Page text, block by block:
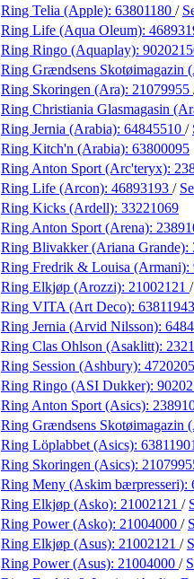
Ring Telia (Apple): 63801180 /
Ring Life (Aqua Oleum):
Ring Ringo (Aquaplay):
Ring Grændsens Skotøimagazin
Ring Skoringen (Ara): 21079955
Ring Christiania Glasmagasin
Ring Jernia (Arabia): 64845510 /
Ring Kitch'n (Arabia): 63800095
Ring Anton Sport (Arc'teryx):
Ring Life (Arcon): 46893193 /
Ring Kicks (Ardell): 33221069
Ring Anton Sport (Arena):
Ring Blivakker (Ariana Grande):
Ring Fredrik & Louisa (Armani):
Ring Elkjøp (Arozzi): 21002121 /
Ring VITA (Art Deco): 63811943
Ring Jernia (Arvid Nilsson):
Ring Clas Ohlson (Asaklitt):
Ring Session (Ashbury):
Ring Ringo (ASI Dukker):
Ring Anton Sport (Asics):
Ring Grændsens Skotøimagazin
Ring Löplabbet (Asics): 63811901
Ring Skoringen (Asics):
Ring Meny (Askim bærpresseri):
Ring Elkjøp (Asko): 21002121 /
Ring Power (Asko): 21004000 /
Ring Elkjøp (Asus): 21002121 /
Ring Power (Asus): 21004000 /